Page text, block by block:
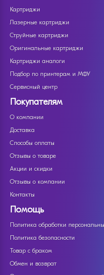
Картриджи
Лазерные картриджи
Струйные картриджи
Оригинальные картриджи
Картриджи аналоги
Подбор по принтерам и МФУ
Сервисный центр
Покупателям
О компании
Доставка
Способы оплаты
Отзывы о товаре
Акции и скидки
Отзывы о компании
Контакты
Помощь
Политика обработки
Политика безопасности
Товар с браком
Обмен и возврат